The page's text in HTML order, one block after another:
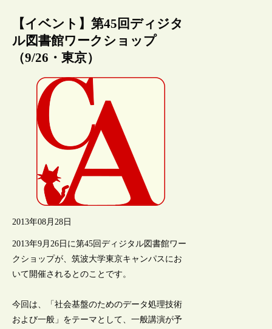
【イベント】第45回ディジタ
ル図書館ワークショップ
（9/26・東京）
2013年08月28日
2013年9月26日に第45回ディジタル図書館ワー
クショップが、筑波大学東京キャンパスにお
いて開催されるとのことです。
今回は、「社会基盤のためのデータ処理技術
および一般」をテーマとして、一般講演が予